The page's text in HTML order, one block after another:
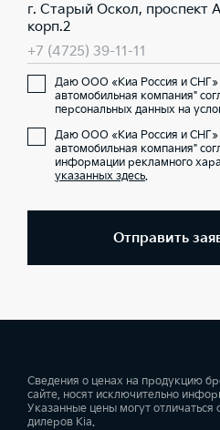
г. Старый Оскол, проспект
корп.2
+7 (4725) 39-11-11
Даю ООО «Киа Россия и
автомобильная компания"
персональных данных на
Даю ООО «Киа Россия и
автомобильная компания"
информации рекламного
указанных здесь.
Отправить
Сведения о ценах на продукцию
сайте, носят исключительно
Указанные цены могут отличаться
дилеров Kia.